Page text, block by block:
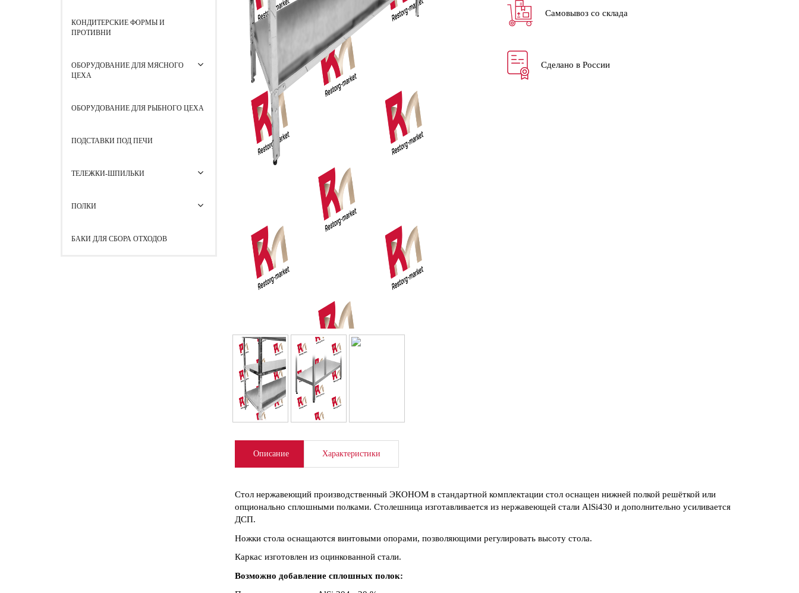
КОНДИТЕРСКИЕ ФОРМЫ И
ПРОТИВНИ
ОБОРУДОВАНИЕ ДЛЯ МЯСНОГО
ЦЕХА
ОБОРУДОВАНИЕ ДЛЯ РЫБНОГО ЦЕХА
ПОДСТАВКИ ПОД ПЕЧИ
ТЕЛЕЖКИ-ШПИЛЬКИ
ПОЛКИ
БАКИ ДЛЯ СБОРА ОТХОДОВ
Самовывоз со склада
Сделано в России
Описание Характеристики
Стол нержавеющий производственный ЭКОНОМ в стандартной комплектации стол оснащен нижней полкой решёткой или
опционально сплошными полками. Столешница изготавливается из нержавеющей стали AlSi430 и дополнительно усиливается
ДСП.
Ножки стола оснащаются винтовыми опорами, позволяющими регулировать высоту стола.
Каркас изготовлен из оцинкованной стали.
Возможно добавление сплошных полок: